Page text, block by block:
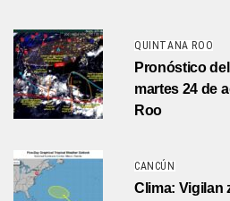
QUINTANA ROO
Pronóstico
martes 24 de
Roo
CANCÚN
Clima: Vigilan